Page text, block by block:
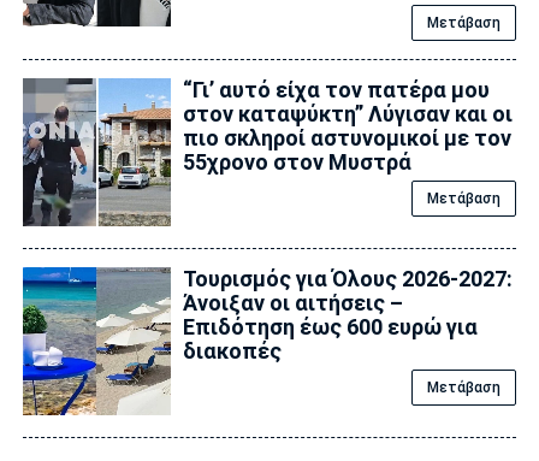
Μετάβαση
“Γι’ αυτό είχα τον πατέρα μου
στον καταψύκτη” Λύγισαν και οι
πιο σκληροί αστυνομικοί με τον
55χρονο στον Μυστρά
Μετάβαση
Τουρισμός για Όλους 2026-2027:
Άνοιξαν οι αιτήσεις –
Επιδότηση έως 600 ευρώ για
διακοπές
Μετάβαση